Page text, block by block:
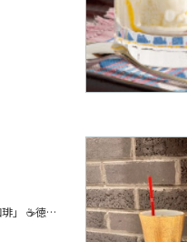
サザコーヒーの人気メニュー「将軍珈琲」 ☕️徳川慶喜公が欧米公使をもてなしたコーヒーを文献をもとに再現したコーヒー。 ☕️インドネシア産マンデリンの深煎りとエチオピアモカをブレンドしたコーヒー。 力強くしっかりした苦味とコク、甘さがあり根強いファンが多く1番人気のコーヒー。 ミルクとの相性も抜群です ・サイフォンで抽出するホットコーヒー ・ハンドドリップで淹れたアイスドリップコーヒー ・ミルクと合わせた、将軍カフェラテ(Hot/Iced) 店内は全てこだわりの有田焼、黄金カップで提供しております ※店内、テイクアウト承っております